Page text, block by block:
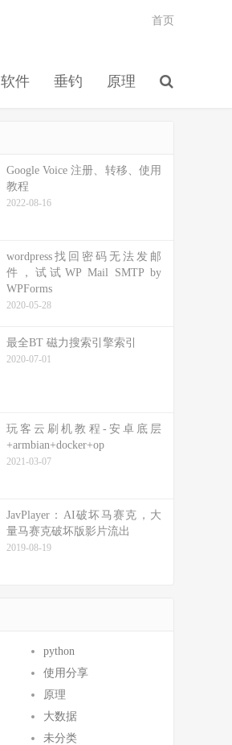
软件 垂钓 原理
首页
Google Voice 注册、转移、使用
教程
2022-08-16
wordpress找回密码无法发邮
件，试试WP Mail SMTP by
WPForms
2020-05-28
最全BT 磁力搜索引擎索引
2020-07-01
玩客云刷机教程-安卓底层
+armbian+docker+op
2021-03-07
JavPlayer：AI破坏马赛克，大
量马赛克破坏版影片流出
2019-08-19
python
使用分享
原理
大数据
未分类